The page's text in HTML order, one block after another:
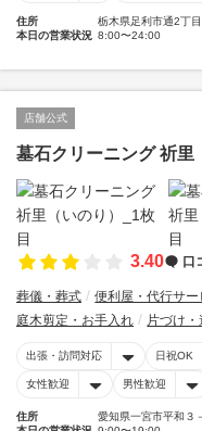
住所
栃木県足利市通2丁
本日の営業状況 8:00〜24:00
店舗公式
墓石クリーニング 祈里
3.40 口
葬儀・葬式 便利屋・代行サー
庭木剪定・お手入れ
片づけ
出張・訪問対応 日祝OK
女性歓迎 男性歓迎
住所
愛知県一宮市平和３